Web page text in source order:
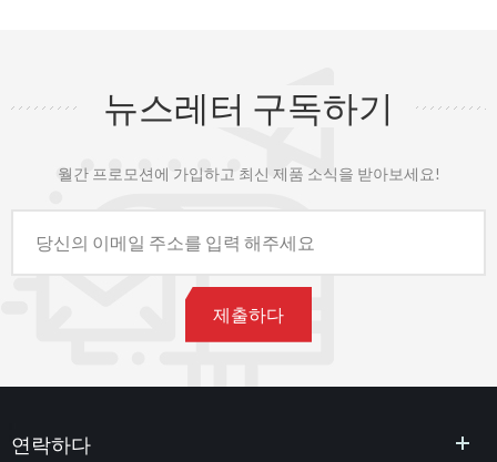
뉴스레터 구독하기
월간 프로모션에 가입하고 최신 제품 소식을 받아보세요!
연락하다